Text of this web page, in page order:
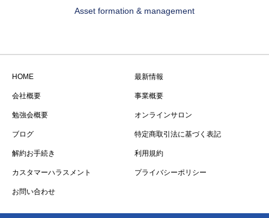
Asset formation & management
HOME 最新情報
会社概要 事業概要
勉強会概要 オンラインサロン
ブログ 特定商取引法に基づく表記
解約お手続き 利用規約
カスタマーハラスメント プライバシーポリシー
お問い合わせ